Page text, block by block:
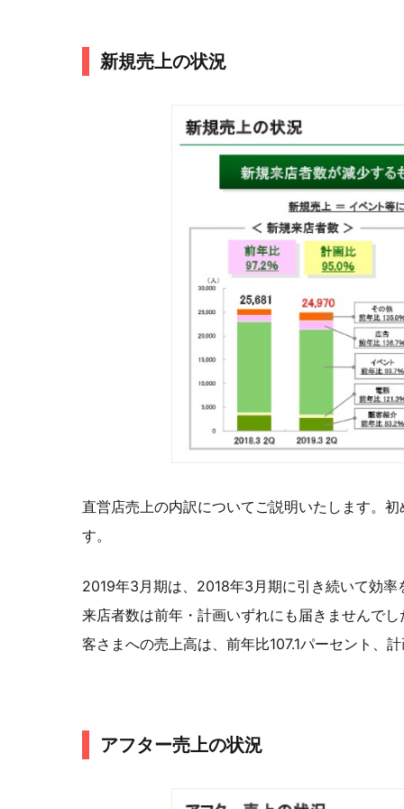
新規売上の状況
直営店売上の内訳についてご説明いたします。
す。
2019年3月期は、2018年3月期に引き続いて効
来店者数は前年・計画いずれにも届きませんで
客さまへの売上高は、前年比107.1パーセント、
アフター売上の状況